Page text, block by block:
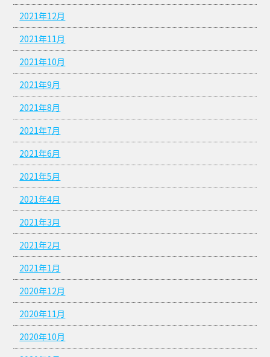
2021年12月
2021年11月
2021年10月
2021年9月
2021年8月
2021年7月
2021年6月
2021年5月
2021年4月
2021年3月
2021年2月
2021年1月
2020年12月
2020年11月
2020年10月